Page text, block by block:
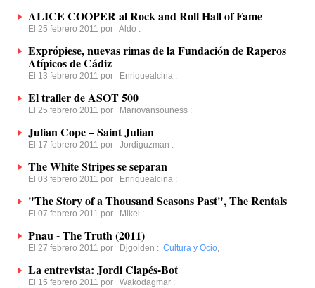
ALICE COOPER al Rock and Roll Hall of Fame
El 25 febrero 2011 por Aldo :
Exprópiese, nuevas rimas de la Fundación de Raperos
Atípicos de Cádiz
El 13 febrero 2011 por Enriquealcina :
El trailer de ASOT 500
El 25 febrero 2011 por Mariovansouness :
Julian Cope – Saint Julian
El 17 febrero 2011 por Jordiguzman :
The White Stripes se separan
El 03 febrero 2011 por Enriquealcina :
"The Story of a Thousand Seasons Past", The Rentals
El 07 febrero 2011 por Mikel :
Pnau - The Truth (2011)
El 27 febrero 2011 por Djgolden : Cultura y Ocio,
La entrevista: Jordi Clapés-Bot
El 15 febrero 2011 por Wakodagmar :